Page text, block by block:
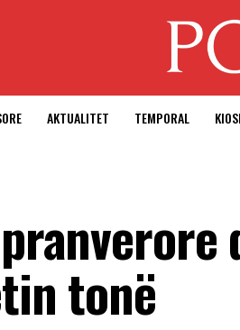
AKTUALITET TEMPORAL
tonë